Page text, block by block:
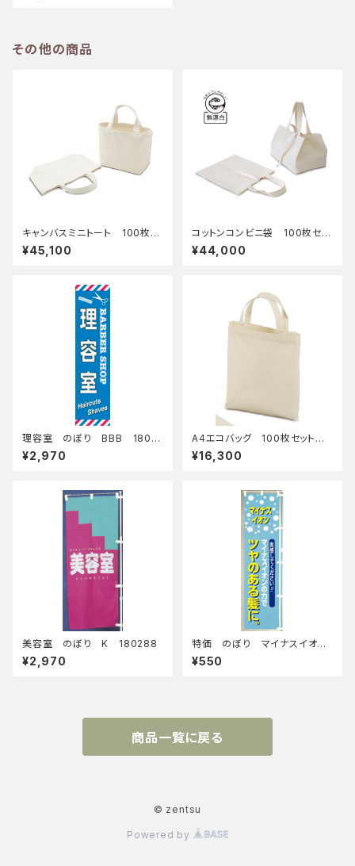
その他の商品
キャンバスミニトート 100枚セ
ット 名入れなし
¥45,100
コットンコンビニ袋 100枚セッ
ト 名入れなし
¥44,000
理容室 のぼり BBB 18018
8
¥2,970
A4エコバッグ 100枚セット
名入れなし
¥16,300
美容室 のぼり K 180288
¥2,970
特価 のぼり マイナスイオ
ン 180298
¥550
商品一覧に戻る
© zentsu
Powered by